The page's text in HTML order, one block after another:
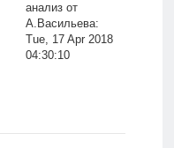
анализ от
А.Васильева:
Tue, 17 Apr 2018
04:30:10